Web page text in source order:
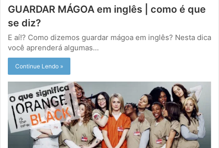
GUARDAR MÁGOA em inglês | como é que
se diz?
E aí!? Como dizemos guardar mágoa em inglês? Nesta dica
você aprenderá algumas…
Continue Lendo »